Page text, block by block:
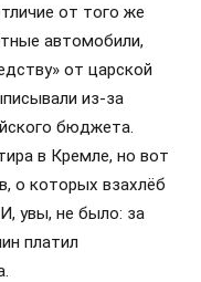
от того же
автомобили,
от царской
из-за
бюджета.
в Кремле, но вот
о которых взахлёб
увы, не было: за
платил